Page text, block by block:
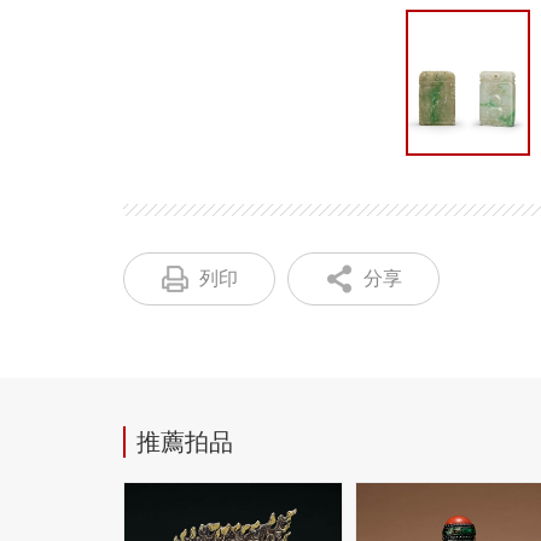
列印 分享
推薦拍品